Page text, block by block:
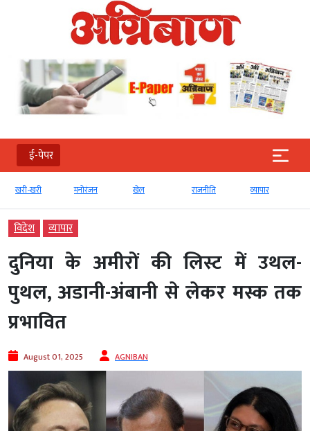
ई-पेपर
खरी-खरी मनोरंजन खेल राजनीति व्‍यापार
विदेश व्‍यापार
दुनिया के अमीरों की लिस्ट में उथल-
पुथल, अडानी-अंबानी से लेकर मस्क तक
प्रभावित
August 01, 2025 AGNIBAN